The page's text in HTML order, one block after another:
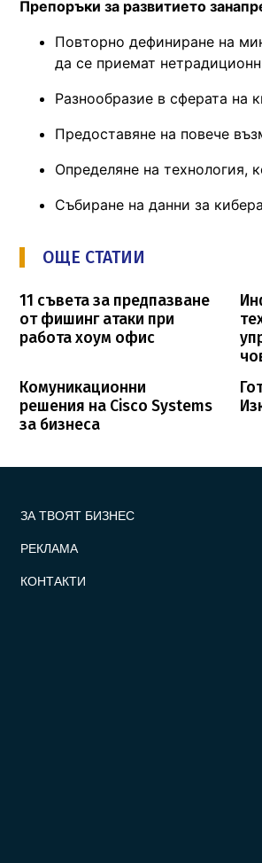
Препоръки за развитието
Повторно дефиниране на
да се приемат
Разнообразие в сферата на
Предоставяне на повече
Определяне на технология,
Събиране на данни за
ОЩЕ СТАТИИ
11 съвета за предпазване
от фишинг атаки при
работа хоум офис
Комуникационни
решения на Cisco Systems
за бизнеса
ЗА ТВОЯТ БИЗНЕС
РЕКЛАМА
КОНТАКТИ